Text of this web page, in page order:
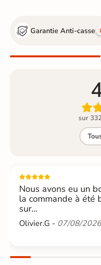
Garantie Anti-casse
sur
Nous avons eu un
la commande à été
sur...
Olivier.G - 07/08/